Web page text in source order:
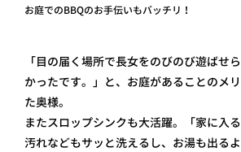
お庭でのBBQのお手伝いもバッチリ！
「目の届く場所で長女をのびのび遊ばせ
かったです。」と、お庭があることのメ
た奥様。
またスロップシンクも大活躍。「家に入
汚れなどもサッと洗えるし、お湯も出る